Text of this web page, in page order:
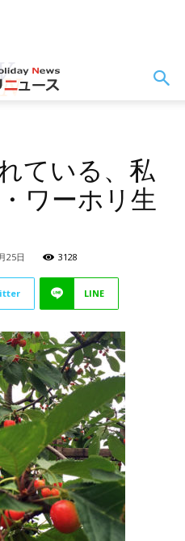
ている、私
ワーホリ生
25日 3128
LINE